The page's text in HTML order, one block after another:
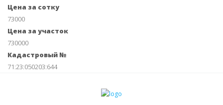
Цена за сотку
73000
Цена за участок
730000
Кадастровый №
71:23:050203:644